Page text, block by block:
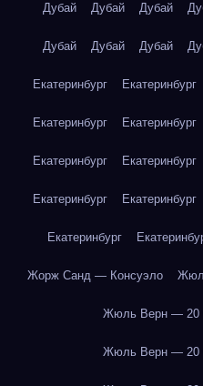
Дубай Дубай Дубай
Дубай Дубай Дубай
Екатеринбург Екатеринбург
Екатеринбург Екатеринбург
Екатеринбург Екатеринбург
Екатеринбург Екатеринбург
Екатеринбург
Жорж Санд — Консуэло
Жюль Верн — 20
Жюль Верн — 20